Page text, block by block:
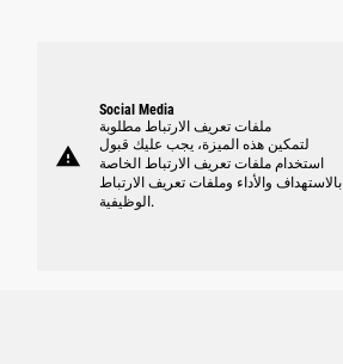
warning
Social Media
ملفات تعريف الارتباط مطلوبة
لتمكين هذه الميزة، يجب عليك قبول
استخدام ملفات تعريف الارتباط الخاصة
بالاستهداف والأداء وملفات تعريف الارتباط
الوظيفية.